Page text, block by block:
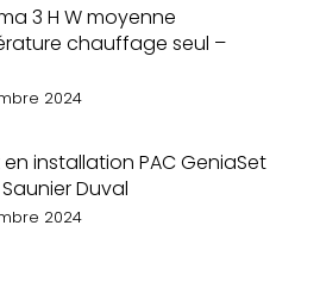
3 H W moyenne
chauffage seul –
2024
en installation PAC GeniaSet
Duval
2024